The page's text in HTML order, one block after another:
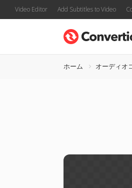
Video Editor Add Subtitles to Video
ホーム オーディオ